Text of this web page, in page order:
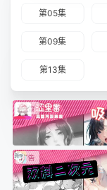
第05集
第09集
第13集